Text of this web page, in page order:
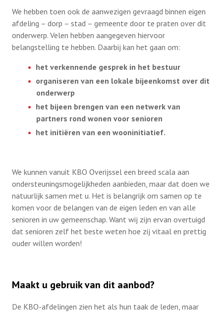
We hebben toen ook de aanwezigen gevraagd binnen eigen
afdeling – dorp – stad – gemeente door te praten over dit
onderwerp. Velen hebben aangegeven hiervoor
belangstelling te hebben. Daarbij kan het gaan om:
het verkennende gesprek in het bestuur
organiseren van een lokale bijeenkomst over dit
onderwerp
het bijeen brengen van een netwerk van
partners rond wonen voor senioren
het initiëren van een wooninitiatief.
We kunnen vanuit KBO Overijssel een breed scala aan
ondersteuningsmogelijkheden aanbieden, maar dat doen we
natuurlijk samen met u. Het is belangrijk om samen op te
komen voor de belangen van de eigen leden en van alle
senioren in uw gemeenschap. Want wij zijn ervan overtuigd
dat senioren zelf het beste weten hoe zij vitaal en prettig
ouder willen worden!
Maakt u gebruik van dit aanbod?
De KBO-afdelingen zien het als hun taak de leden, maar